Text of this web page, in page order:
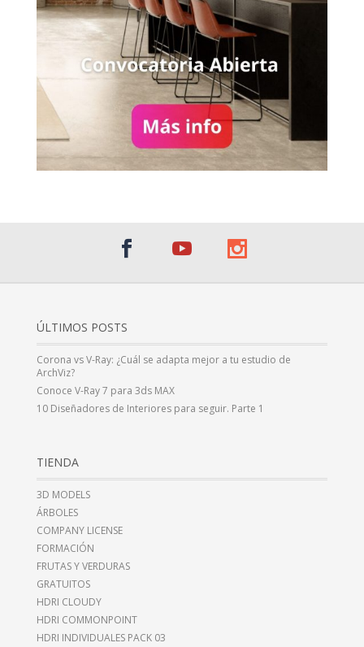
ÚLTIMOS POSTS
Corona vs V-Ray: ¿Cuál se adapta mejor a tu estudio de
ArchViz?
Conoce V-Ray 7 para 3ds MAX
10 Diseñadores de Interiores para seguir. Parte 1
TIENDA
3D MODELS
ÁRBOLES
COMPANY LICENSE
FORMACIÓN
FRUTAS Y VERDURAS
GRATUITOS
HDRI CLOUDY
HDRI COMMONPOINT
HDRI INDIVIDUALES PACK 03